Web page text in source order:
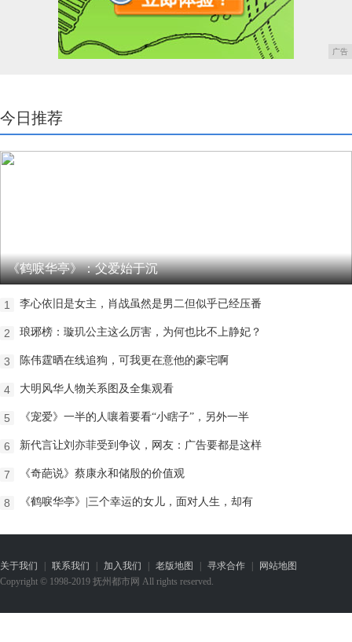
广告
今日推荐
《鹤唳华亭》：父爱始于沉
1 李心依旧是女主，肖战虽然是男二但似乎已经压番
2 琅琊榜：璇玑公主这么厉害，为何也比不上静妃？
3 陈伟霆晒在线追狗，可我更在意他的豪宅啊
4 大明风华人物关系图及全集观看
5 《宠爱》一半的人嚷着要看“小瞎子”，另外一半
6 新代言让刘亦菲受到争议，网友：广告要都是这样
7 《奇葩说》蔡康永和储殷的价值观
8 《鹤唳华亭》|三个幸运的女儿，面对人生，却有
关于我们 | 联系我们 | 加入我们 | 老版地图 | 寻求合作 |
网站地图
Copyright © 1998-2019 抚州都市网 All rights reserved.